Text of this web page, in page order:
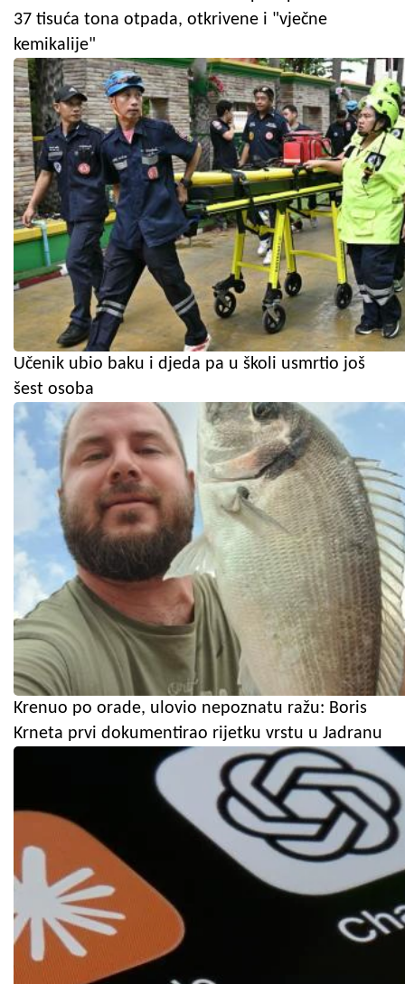
37 tisuća tona otpada, otkrivene i "vječne
kemikalije"
Učenik ubio baku i djeda pa u školi usmrtio još
šest osoba
Krenuo po orade, ulovio nepoznatu ražu: Boris
Krneta prvi dokumentirao rijetku vrstu u Jadranu